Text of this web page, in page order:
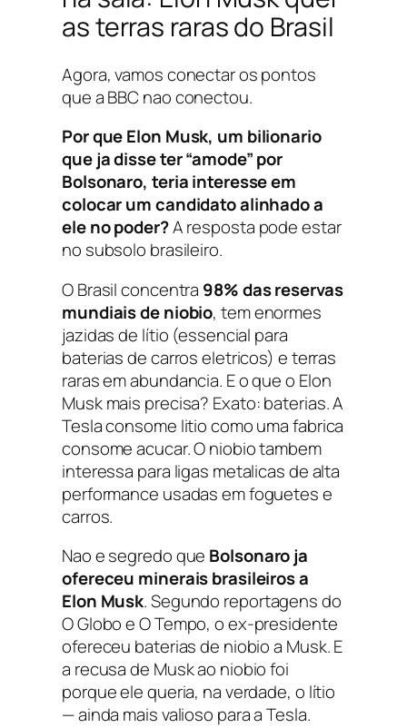
as terras raras do Brasil
Agora, vamos conectar os pontos
que a BBC nao conectou.
Por que Elon Musk, um bilionario
que ja disse ter “amode” por
Bolsonaro, teria interesse em
colocar um candidato alinhado a
ele no poder?A resposta pode estar
no subsolo brasileiro.
O Brasil concentra 98% das reservas
mundiais de niobio, tem enormes
jazidas de lítio (essencial para
baterias de carros eletricos) e terras
raras em abundancia. E o que o Elon
Musk mais precisa? Exato: baterias. A
Tesla consome litio como uma fabrica
consome acucar. O niobio tambem
interessa para ligas metalicas de alta
performance usadas em foguetes e
carros.
Nao e segredo que Bolsonaro ja
ofereceu minerais brasileiros a
Elon Musk. Segundo reportagens do
O Globo e O Tempo, o ex-presidente
ofereceu baterias de niobio a Musk. E
a recusa de Musk ao niobio foi
porque ele queria, na verdade, o lítio
— ainda mais valioso para a Tesla.